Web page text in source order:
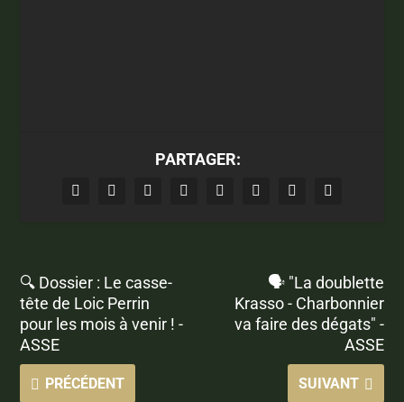
PARTAGER:
🔍 Dossier : Le casse-
tête de Loic Perrin
pour les mois à venir ! -
ASSE
PRÉCÉDENT
🗣️ "La doublette
Krasso - Charbonnier
va faire des dégats" -
ASSE
SUIVANT